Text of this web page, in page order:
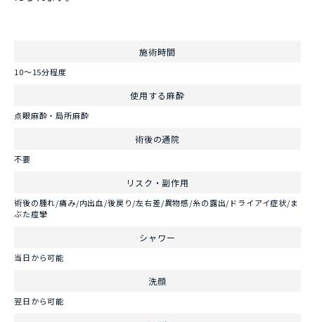
施術時間
10～15分程度
使用する麻酔
点眼麻酔・局所麻酔
術後の通院
不要
リスク・副作用
術後の腫れ/痛み/内出血/後戻り/左右差/異物感/糸の露出/ドライアイ症状/ま
ぶた痙攣
シャワー
当日から可能
洗顔
翌日から可能